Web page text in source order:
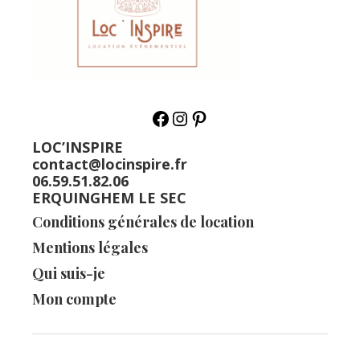
LOC’INSPIRE
contact@locinspire.fr
06.59.51.82.06
ERQUINGHEM LE SEC
Conditions générales de location
Mentions légales
Qui suis-je
Mon compte